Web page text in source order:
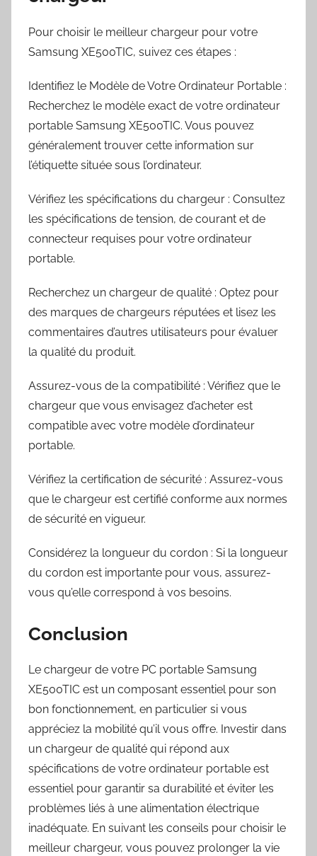
Pour choisir le meilleur chargeur pour votre
Samsung XE500TIC, suivez ces étapes :
Identifiez le Modèle de Votre Ordinateur Portable :
Recherchez le modèle exact de votre ordinateur
portable Samsung XE500TIC. Vous pouvez
généralement trouver cette information sur
l’étiquette située sous l’ordinateur.
Vérifiez les spécifications du chargeur : Consultez
les spécifications de tension, de courant et de
connecteur requises pour votre ordinateur
portable.
Recherchez un chargeur de qualité : Optez pour
des marques de chargeurs réputées et lisez les
commentaires d’autres utilisateurs pour évaluer
la qualité du produit.
Assurez-vous de la compatibilité : Vérifiez que le
chargeur que vous envisagez d’acheter est
compatible avec votre modèle d’ordinateur
portable.
Vérifiez la certification de sécurité : Assurez-vous
que le chargeur est certifié conforme aux normes
de sécurité en vigueur.
Considérez la longueur du cordon : Si la longueur
du cordon est importante pour vous, assurez-
vous qu’elle correspond à vos besoins.
Conclusion
Le chargeur de votre PC portable Samsung
XE500TIC est un composant essentiel pour son
bon fonctionnement, en particulier si vous
appréciez la mobilité qu’il vous offre. Investir dans
un chargeur de qualité qui répond aux
spécifications de votre ordinateur portable est
essentiel pour garantir sa durabilité et éviter les
problèmes liés à une alimentation électrique
inadéquate. En suivant les conseils pour choisir le
meilleur chargeur, vous pouvez prolonger la vie